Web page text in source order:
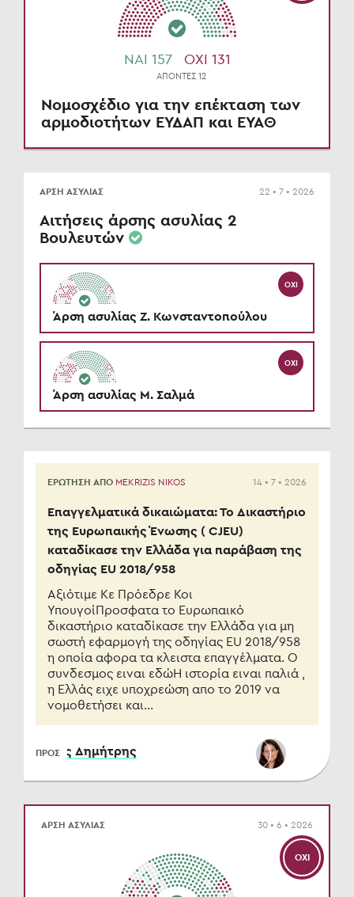
NAI 157 OXI 131
ΑΠΟΝΤΕΣ 12
Νομοσχέδιο για την επέκταση των
αρμοδιοτήτων ΕΥΔΑΠ και ΕΥΑΘ
ΑΡΣΗ ΑΣΥΛΙΑΣ 22 • 7 • 2026
Αιτήσεις άρσης ασυλίας 2
Βουλευτών
ΌΧΙ
Άρση ασυλίας Ζ. Κωνσταντοπούλου
ΌΧΙ
Άρση ασυλίας Μ. Σαλμά
ΕΡΩΤΗΣΗ ΑΠΟ MEKRIZIS NIKOS 14 • 7 • 2026
Επαγγελματικά δικαιώματα: Το Δικαστήριο
της Ευρωπαικής Ένωσης ( CJEU)
καταδίκασε την Ελλάδα για παράβαση της
οδηγίας EU 2018/958
Αξιότιμε Κε Πρόεδρε Κοι
ΥπουγοίΠροσφατα το Ευρωπαικό
δικαστήριο καταδίκασε την Ελλάδα για μη
σωστή εφαρμογή της οδηγίας EU 2018/958
η οποία αφορα τα κλειστα επαγγέλματα. Ο
συνδεσμος ειναι εδώΗ ιστορία ειναι παλιά ,
η Ελλάς ειχε υποχρεώση απο το 2019 να
νομοθετήσει και...
ΠΡΟΣ Δημήτρης
ΌΧΙ
ΑΡΣΗ ΑΣΥΛΙΑΣ 30 • 6 • 2026